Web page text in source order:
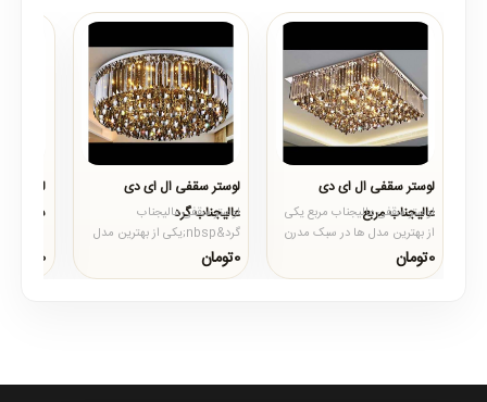
لوستر سقفی ال ای دی
عالیجناب مربع
لوستر سقفی عالیجناب مربع یکی
از بهترین مدل ها در سبک مدرن
و کلاسیک است که برای خانه
های مدرن کاربرد ..
0تومان
لوستر سقفی ال ای دی
عالیجناب گرد
لوستر سقفی عالیجناب
گرد&nbsp;یکی از بهترین مدل
ها در سبک مدرن و کلاسیک است
که برای خانه های مدرن کار..
0تومان
سانت..
0تومان